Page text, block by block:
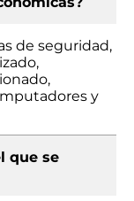
de seguridad,
y
que se